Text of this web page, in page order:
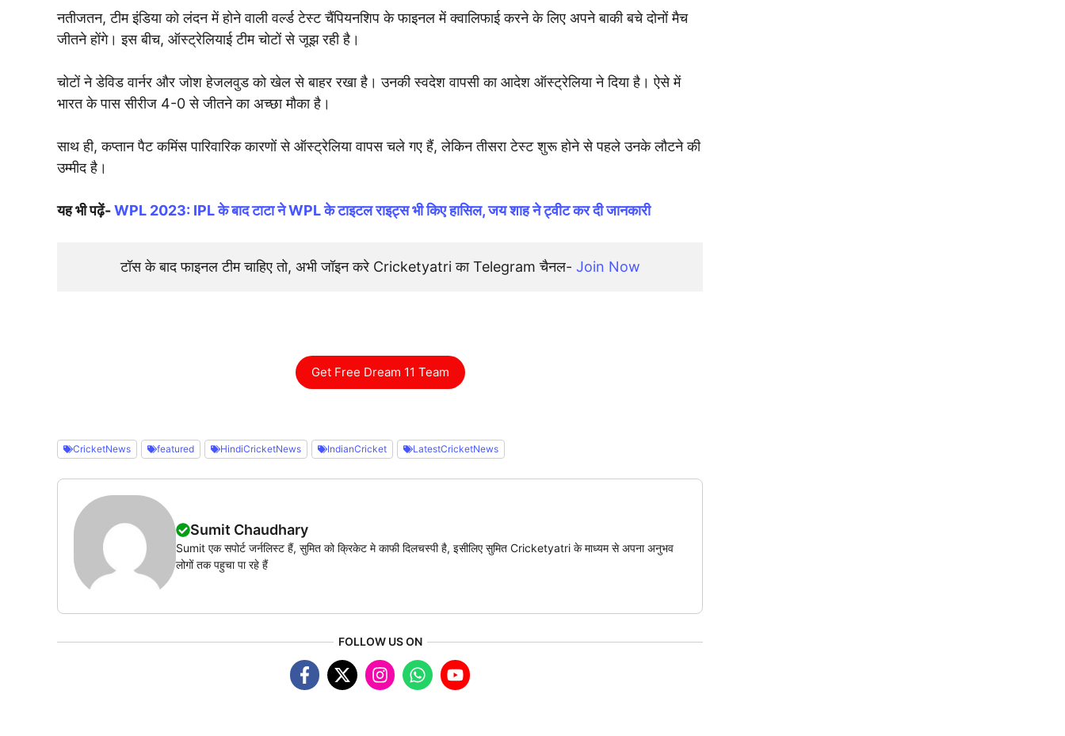
नतीजतन, टीम इंडिया को लंदन में होने वाली वर्ल्ड टेस्ट चैंपियनशिप के फाइनल में क्वालिफाई करने के लिए अपने बाकी बचे दोनों मैच
जीतने होंगे। इस बीच, ऑस्ट्रेलियाई टीम चोटों से जूझ रही है।
चोटों ने डेविड वार्नर और जोश हेजलवुड को खेल से बाहर रखा है। उनकी स्वदेश वापसी का आदेश ऑस्ट्रेलिया ने दिया है। ऐसे में
भारत के पास सीरीज 4-0 से जीतने का अच्छा मौका है।
साथ ही, कप्तान पैट कमिंस पारिवारिक कारणों से ऑस्ट्रेलिया वापस चले गए हैं, लेकिन तीसरा टेस्ट शुरू होने से पहले उनके लौटने की
उम्मीद है।
यह भी पढ़ें-WPL 2023: IPL के बाद टाटा ने WPL के टाइटल राइट्स भी किए हासिल, जय शाह ने ट्वीट कर दी जानकारी
टॉस के बाद फाइनल टीम चाहिए तो, अभी जॉइन करे Cricketyatri का Telegram चैनल- Join Now
Get Free Dream 11 Team
CricketNews featured HindiCricketNews IndianCricket LatestCricketNews
Sumit Chaudhary
Sumit एक सपोर्ट जर्नलिस्ट हैं, सुमित को क्रिकेट मे काफी दिलचस्पी है, इसीलिए सुमित Cricketyatri के माध्यम से अपना अनुभव
लोगों तक पहुचा पा रहे हैं
FOLLOW US ON